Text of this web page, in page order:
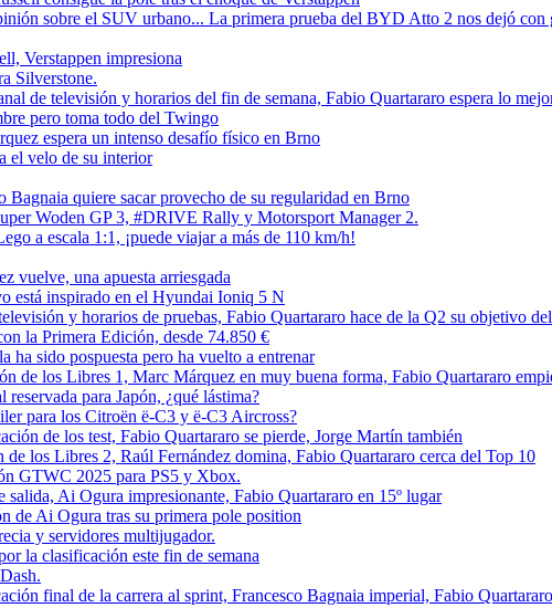
sobre el SUV urbano... La primera prueba del BYD Atto 2 nos dejó con
Verstappen impresiona
Silverstone.
de televisión y horarios del fin de semana, Fabio Quartararo espera lo
pero toma todo del Twingo
espera un intenso desafío físico en Brno
el velo de su interior
quiere sacar provecho de su regularidad en Brno
Woden GP 3, #DRIVE Rally y Motorsport Manager 2.
a escala 1:1, ¡puede viajar a más de 110 km/h!
vuelve, una apuesta arriesgada
está inspirado en el Hyundai Ioniq 5 N
y horarios de pruebas, Fabio Quartararo hace de la Q2 su objetivo
la Primera Edición, desde 74.850 €
ha sido pospuesta pero ha vuelto a entrenar
de los Libres 1, Marc Márquez en muy buena forma, Fabio Quartararo
para Japón, ¿qué lástima?
para los Citroën ë-C3 y ë-C3 Aircross?
de los test, Fabio Quartararo se pierde, Jorge Martín también
los Libres 2, Raúl Fernández domina, Fabio Quartararo cerca del Top 10
GTWC 2025 para PS5 y Xbox.
Ai Ogura impresionante, Fabio Quartararo en 15º lugar
de Ai Ogura tras su primera pole position
y servidores multijugador.
la clasificación este fin de semana
final de la carrera al sprint, Francesco Bagnaia imperial, Fabio